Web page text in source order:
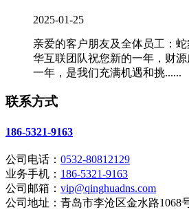
2025-01-25
亲爱的客户朋友及全体员工：
华互联团队祝您新的一年，财
一年，是我们充满机遇和挑......
联系方式
186-5321-9163
公司电话： 0532-80812129
业务手机： 186-5321-9163
公司邮箱： vip@qinghuadns.com
公司地址：青岛市李沧区金水路1068